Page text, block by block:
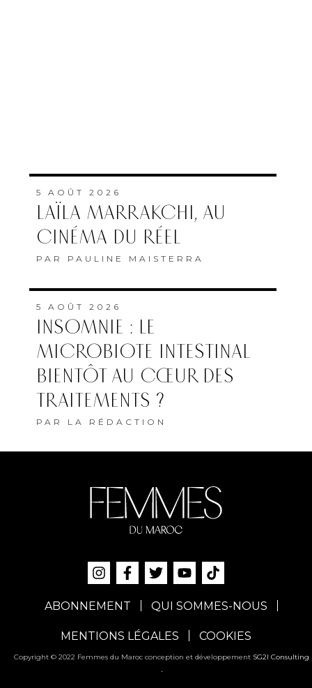
5 AOÛT 2026
LAÏLA MARRAKCHI, AU
CINÉMA DU RÉEL
PAR PAULINE MAISTERRA
5 AOÛT 2026
INSOMNIE : LE
MICROBIOTE INTESTINAL
BIENTÔT AU CŒUR DES
TRAITEMENTS ?
PAR LA RÉDACTION
ABONNEMENT QUI SOMMES-NOUS
MENTIONS LÉGALES COOKIES
Copyright © 2022 Femmes du Maroc conception et développement SG2I Consulting